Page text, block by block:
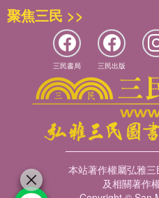
Book Review
聚焦三民 >>
三民書局 三民出版
本站著作權屬弘雅
及相關著作